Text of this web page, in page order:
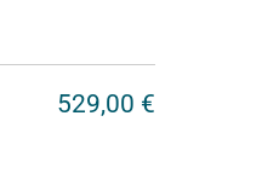
529,00 €